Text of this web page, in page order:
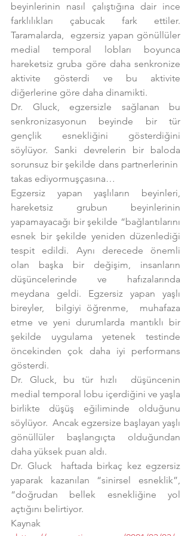
beyinlerinin nasıl çalıştığına dair ince
farklılıkları çabucak fark ettiler.
Taramalarda,  egzersiz yapan gönüllüler
medial temporal lobları boyunca
hareketsiz gruba göre daha senkronize
aktivite gösterdi ve bu aktivite
diğerlerine göre daha dinamikti.
Dr. Gluck, egzersizle sağlanan bu
senkronizasyonun beyinde bir tür
gençlik esnekliğini gösterdiğini
söylüyor. Sanki devrelerin bir baloda
sorunsuz bir şekilde dans partnerlerinin
takas ediyormuşçasına…
Egzersiz yapan yaşlıların beyinleri,
hareketsiz grubun beyinlerinin
yapamayacağı bir şekilde “bağlantılarını
esnek bir şekilde yeniden düzenlediği
tespit edildi. Aynı derecede önemli
olan başka bir değişim, insanların
düşüncelerinde ve hafızalarında
meydana geldi. Egzersiz yapan yaşlı
bireyler,  bilgiyi öğrenme,  muhafaza
etme ve yeni durumlarda mantıklı bir
şekilde uygulama yetenek testinde
öncekinden çok daha iyi performans
gösterdi.
Dr. Gluck, bu tür hızlı  düşüncenin
medial temporal lobu içerdiğini ve yaşla
birlikte düşüş eğiliminde olduğunu
söylüyor.  Ancak egzersize başlayan yaşlı
gönüllüler başlangıçta olduğundan
daha yüksek puan aldı.
Dr. Gluck  haftada birkaç kez egzersiz
yaparak kazanılan “sinirsel esneklik”,
“doğrudan bellek esnekliğine yol
açtığını belirtiyor.
Kaynak